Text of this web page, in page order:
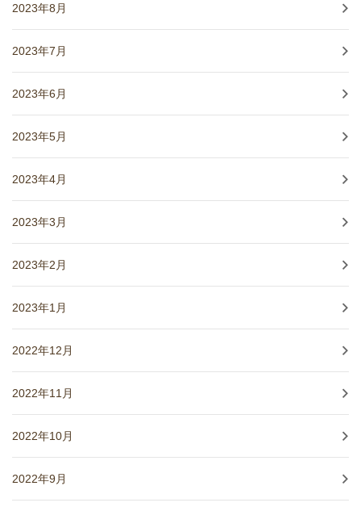
2023年8月
2023年7月
2023年6月
2023年5月
2023年4月
2023年3月
2023年2月
2023年1月
2022年12月
2022年11月
2022年10月
2022年9月